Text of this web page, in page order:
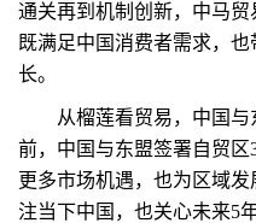
通关再到机制创新，中马贸
既满足中国消费者需求，
长。
从榴莲看贸易，中国与
前，中国与东盟签署自贸
更多市场机遇，也为区域
注当下中国，也关心未来5